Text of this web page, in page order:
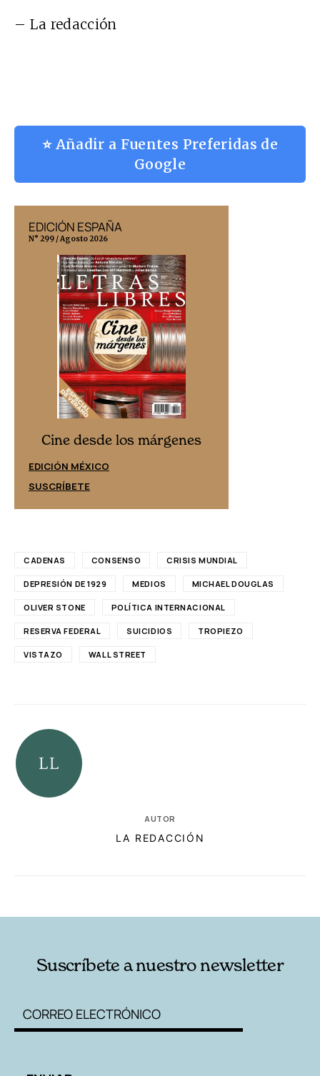
– La redacción
⭐ Añadir a Fuentes Preferidas de
Google
EDICIÓN ESPAÑA
N° 299 / Agosto 2026
Cine desde los márgenes
EDICIÓN MÉXICO
SUSCRÍBETE
CADENAS CONSENSO CRISIS MUNDIAL
DEPRESIÓN DE 1929 MEDIOS MICHAEL DOUGLAS
OLIVER STONE POLÍTICA INTERNACIONAL
RESERVA FEDERAL SUICIDIOS TROPIEZO
VISTAZO WALL STREET
AUTOR
LA REDACCIÓN
Suscríbete a nuestro newsletter